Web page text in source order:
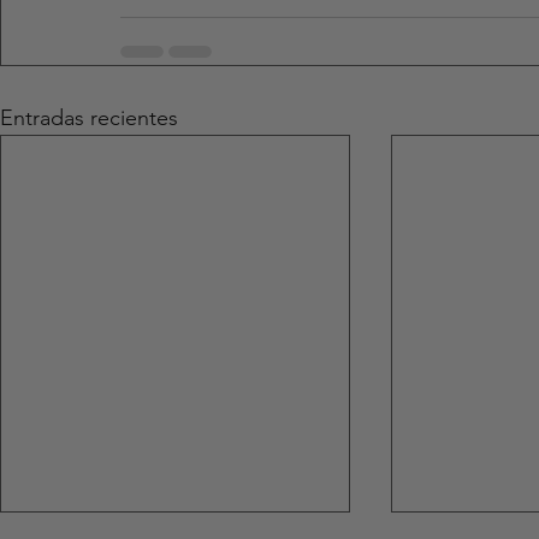
Entradas recientes